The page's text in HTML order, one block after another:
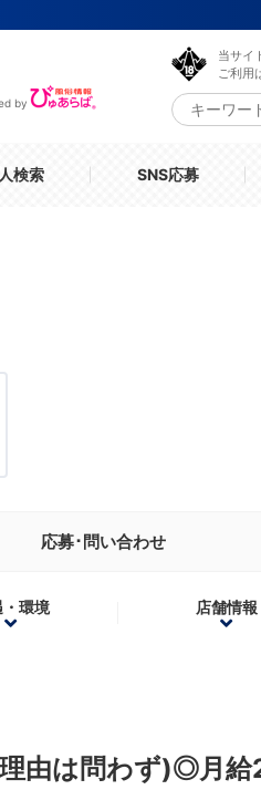
by
当サイ
ご利用
検索 SNS応募
応募･問い合わせ
環境 店舗情報
由は問わず)◎月給